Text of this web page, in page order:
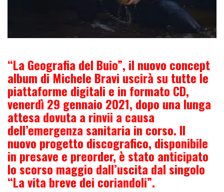
“La Geografia del Buio”, il nuovo concept
album di Michele Bravi uscirà su tutte le
piattaforme digitali e in formato CD,
venerdì 29 gennaio 2021, dopo una lunga
attesa dovuta a rinvii a causa
dell’emergenza sanitaria in corso. Il
nuovo progetto discografico, disponibile
in presave e preorder, è stato anticipato
lo scorso maggio dall’uscita dal singolo
“La vita breve dei coriandoli”.